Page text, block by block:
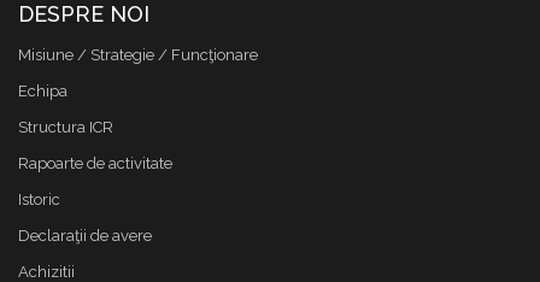
DESPRE NOI
Misiune / Strategie / Funcţionare
Echipa
Structura ICR
Rapoarte de activitate
Istoric
Declaraţii de avere
Achizitii